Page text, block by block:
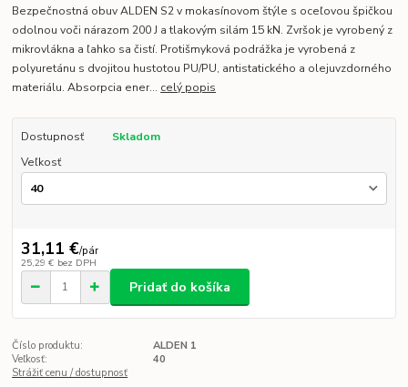
Bezpečnostná obuv ALDEN S2 v mokasínovom štýle s oceľovou špičkou
odolnou voči nárazom 200 J a tlakovým silám 15 kN. Zvršok je vyrobený z
mikrovlákna a ľahko sa čistí. Protišmyková podrážka je vyrobená z
polyuretánu s dvojitou hustotou PU/PU, antistatického a olejuvzdorného
materiálu. Absorpcia ener... celý popis
Dostupnosť
Skladom
Veľkosť
31,11 €/pár
25,29 € bez DPH
Pridať do košíka
Číslo produktu:
ALDEN 1
Veľkosť:
40
Strážiť cenu / dostupnosť